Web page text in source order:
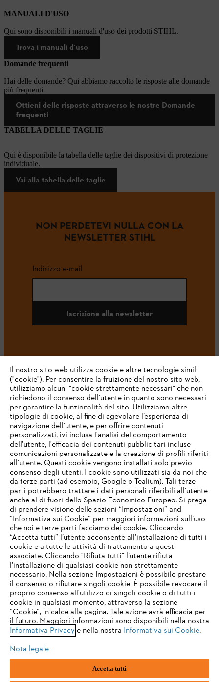
MANUALI D'USO
Qui sono disponibili i manuali d'uso dei prodotti STIHL.
Trova i manuali d'uso
Domande frequenti
Hai delle domande? Qui abbiamo raccolto le risposte alle domande
più frequenti.
Ottieni delle risposte attraverso le nostre Domande
frequenti
TABELLA DELLE TAGLIE
Qui è disponibile la tabella delle taglie dei dispositivi di protezione
individuale.
Vai alla tabella delle taglie
NON PERDETEVI NULLA CON LA
NEWSLETTER STIHL
Indirizzo e-mail
Iscrizione alla newsletter
#STIHL
L’azienda
STIHL FAQ
Service
Termini e condizioni generali Privacy policy
Note legali Cookies Informazioni legali
Andreas STIHL S.p.A. - Viale delle Industrie, 15
20040 Cambiago (MI)
Email:info@stihl.it
Numero di partita IVA: 09883420151.
Società a socio unico, soggetta a direzione e coordinamento di Andreas
IHR BROWSER WIRD NICHT
UNTERSTÜTZT
Sie nutzen einen Browser, den wir noch nicht unterstützen. Für
eine optimale Nutzung unserer Seite empfehlen wir Ihnen, zu
einem der folgenden Browser zu wechseln:
firefox chrome
safari edge
Il nostro sito web utilizza cookie e altre tecnologie simili
("cookie"). Per consentire la fruizione del nostro sito web,
utilizziamo alcuni "cookie strettamente necessari" che non
richiedono il consenso dell’utente in quanto sono necessari
per garantire la funzionalità del sito. Utilizziamo altre
tipologie di cookie, al fine di agevolare l’esperienza di
navigazione dell’utente, e per offrire contenuti
personalizzati, ivi inclusa l'analisi del comportamento
dell’utente, l'efficacia dei contenuti pubblicitari incluse
comunicazioni personalizzate e la creazione di profili riferiti
all’utente. Questi cookie vengono installati solo previo
consenso degli utenti. I cookie sono utilizzati sia da noi che
da terze parti (ad esempio, Google o Tealium). Tali terze
parti potrebbero trattare i dati personali riferibili all’utente
anche al di fuori dello Spazio Economico Europeo. Si prega
di prendere visione delle sezioni “Impostazioni” and
“Informativa sui Cookie” per maggiori informazioni sull’uso
che noi e terze parti facciamo dei cookie. Cliccando
“Accetta tutti” l’utente acconsente all’installazione di tutti i
cookie e a tutte le attività di trattamento a questi
associate. Cliccando "Rifiuta tutti" l’utente rifiuta
l’installazione di qualsiasi cookie non strettamente
necessario. Nella sezione Impostazioni è possibile prestare
il consenso o rifiutare singoli cookie. È possibile revocare il
proprio consenso all'utilizzo di singoli cookie o di tutti i
cookie in qualsiasi momento, attraverso la sezione
“Cookie”, in calce alla pagina. Tale azione avrà efficacia per
il futuro. Maggiori informazioni sono disponibili nella nostra
Informativa Privacy e nella nostra Informativa sui Cookie.
Nota legale
Accetta tutti